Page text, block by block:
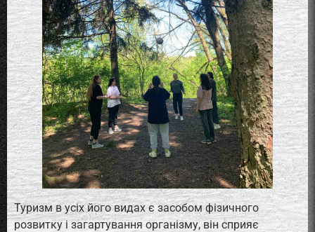
Туризм в усіх його видах є засобом фізичного
розвитку і загартування організму, він сприяє